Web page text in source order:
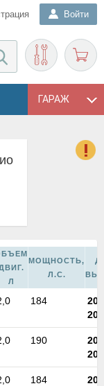
Войти
ГАРАЖ
Л
МОЩНОСТЬ,
Л.С.
184
190
184